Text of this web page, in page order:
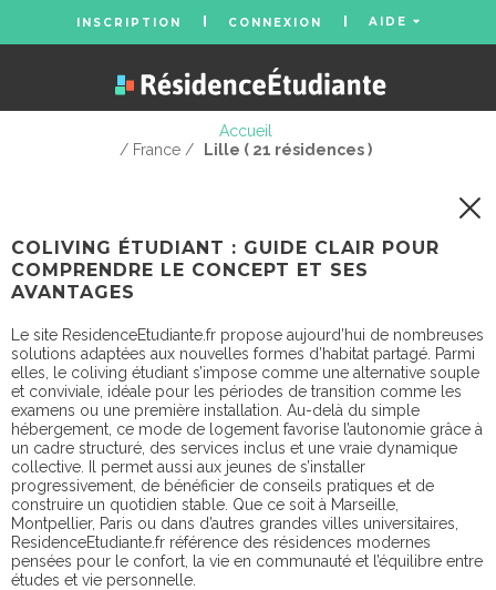
INSCRIPTION CONNEXION AIDE
Accueil
/ France /
Lille ( 21 résidences )
COLIVING ÉTUDIANT : GUIDE CLAIR POUR
COMPRENDRE LE CONCEPT ET SES
AVANTAGES
Le site ResidenceEtudiante.fr propose aujourd’hui de nombreuses
solutions adaptées aux nouvelles formes d’habitat partagé. Parmi
elles, le coliving étudiant s’impose comme une alternative souple
et conviviale, idéale pour les périodes de transition comme les
examens ou une première installation. Au-delà du simple
hébergement, ce mode de logement favorise l’autonomie grâce à
un cadre structuré, des services inclus et une vraie dynamique
collective. Il permet aussi aux jeunes de s’installer
progressivement, de bénéficier de conseils pratiques et de
construire un quotidien stable. Que ce soit à Marseille,
Montpellier, Paris ou dans d’autres grandes villes universitaires,
ResidenceEtudiante.fr référence des résidences modernes
pensées pour le confort, la vie en communauté et l’équilibre entre
études et vie personnelle.